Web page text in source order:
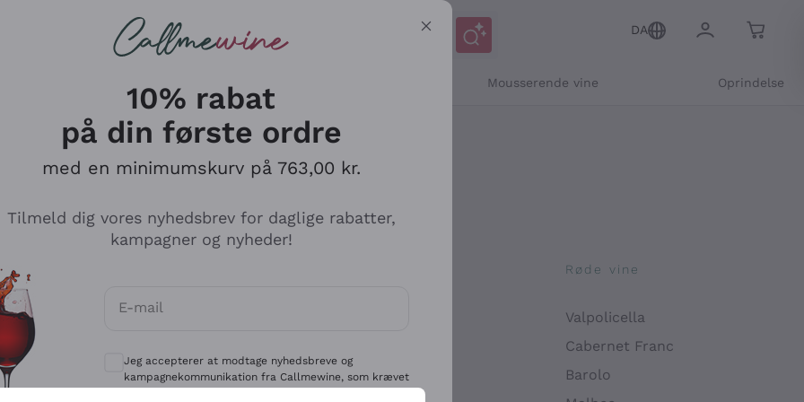
DA
Mousserende vine Oprindelse
Antinori
Ca' del Bosco
Gavi
Røde vine
Valpolicella
Cabernet Franc
Barolo
10% rabat
på din første ordre
med en minimumskurv på 763,00 kr.
Tilmeld dig vores nyhedsbrev for daglige rabatter,
kampagner og nyheder!
E-mail
Valgfrie samtykker for at modtage kommunikation og personlige tilbud
Jeg accepterer at modtage nyhedsbreve og
kampagnekommunikation fra Callmewine, som krævet